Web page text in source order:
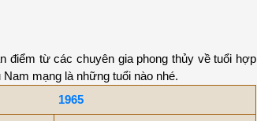
từ các chuyên gia phong thủy về tuổi hợp
mạng là những tuổi nào nhé.
1965